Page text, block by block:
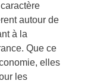
autour de
à la
Que ce
elles
les